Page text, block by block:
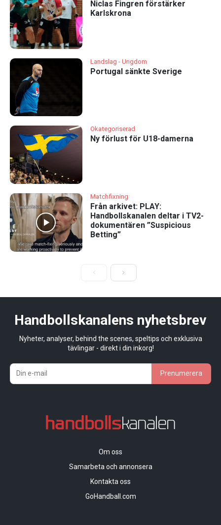
Niclas Fingren förstärker
Karlskrona
Landslag - Ungdom
Portugal sänkte Sverige
Okategoriserad
Ny förlust för U18-damerna
Matchfixning
Från arkivet: PLAY:
Handbollskanalen deltar i TV2-
dokumentären ”Suspicious
Betting”
Handbollskanalens nyhetsbrev
Nyheter, analyser, behind the scenes, speltips och exklusiva
tävlingar - direkt i din inkorg!
Prenumerera
Om oss
Samarbeta och annonsera
Kontakta oss
GoHandball.com